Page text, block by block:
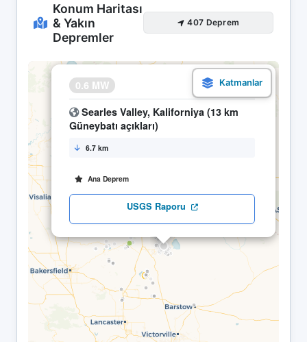
Konum Haritası
& Yakın
Depremler
407 Deprem
0.6 MW 16.04 23:22
Searles Valley, Kaliforniya (13 km
Güneybatı açıkları)
6.7 km
Ana Deprem
USGS Raporu
×